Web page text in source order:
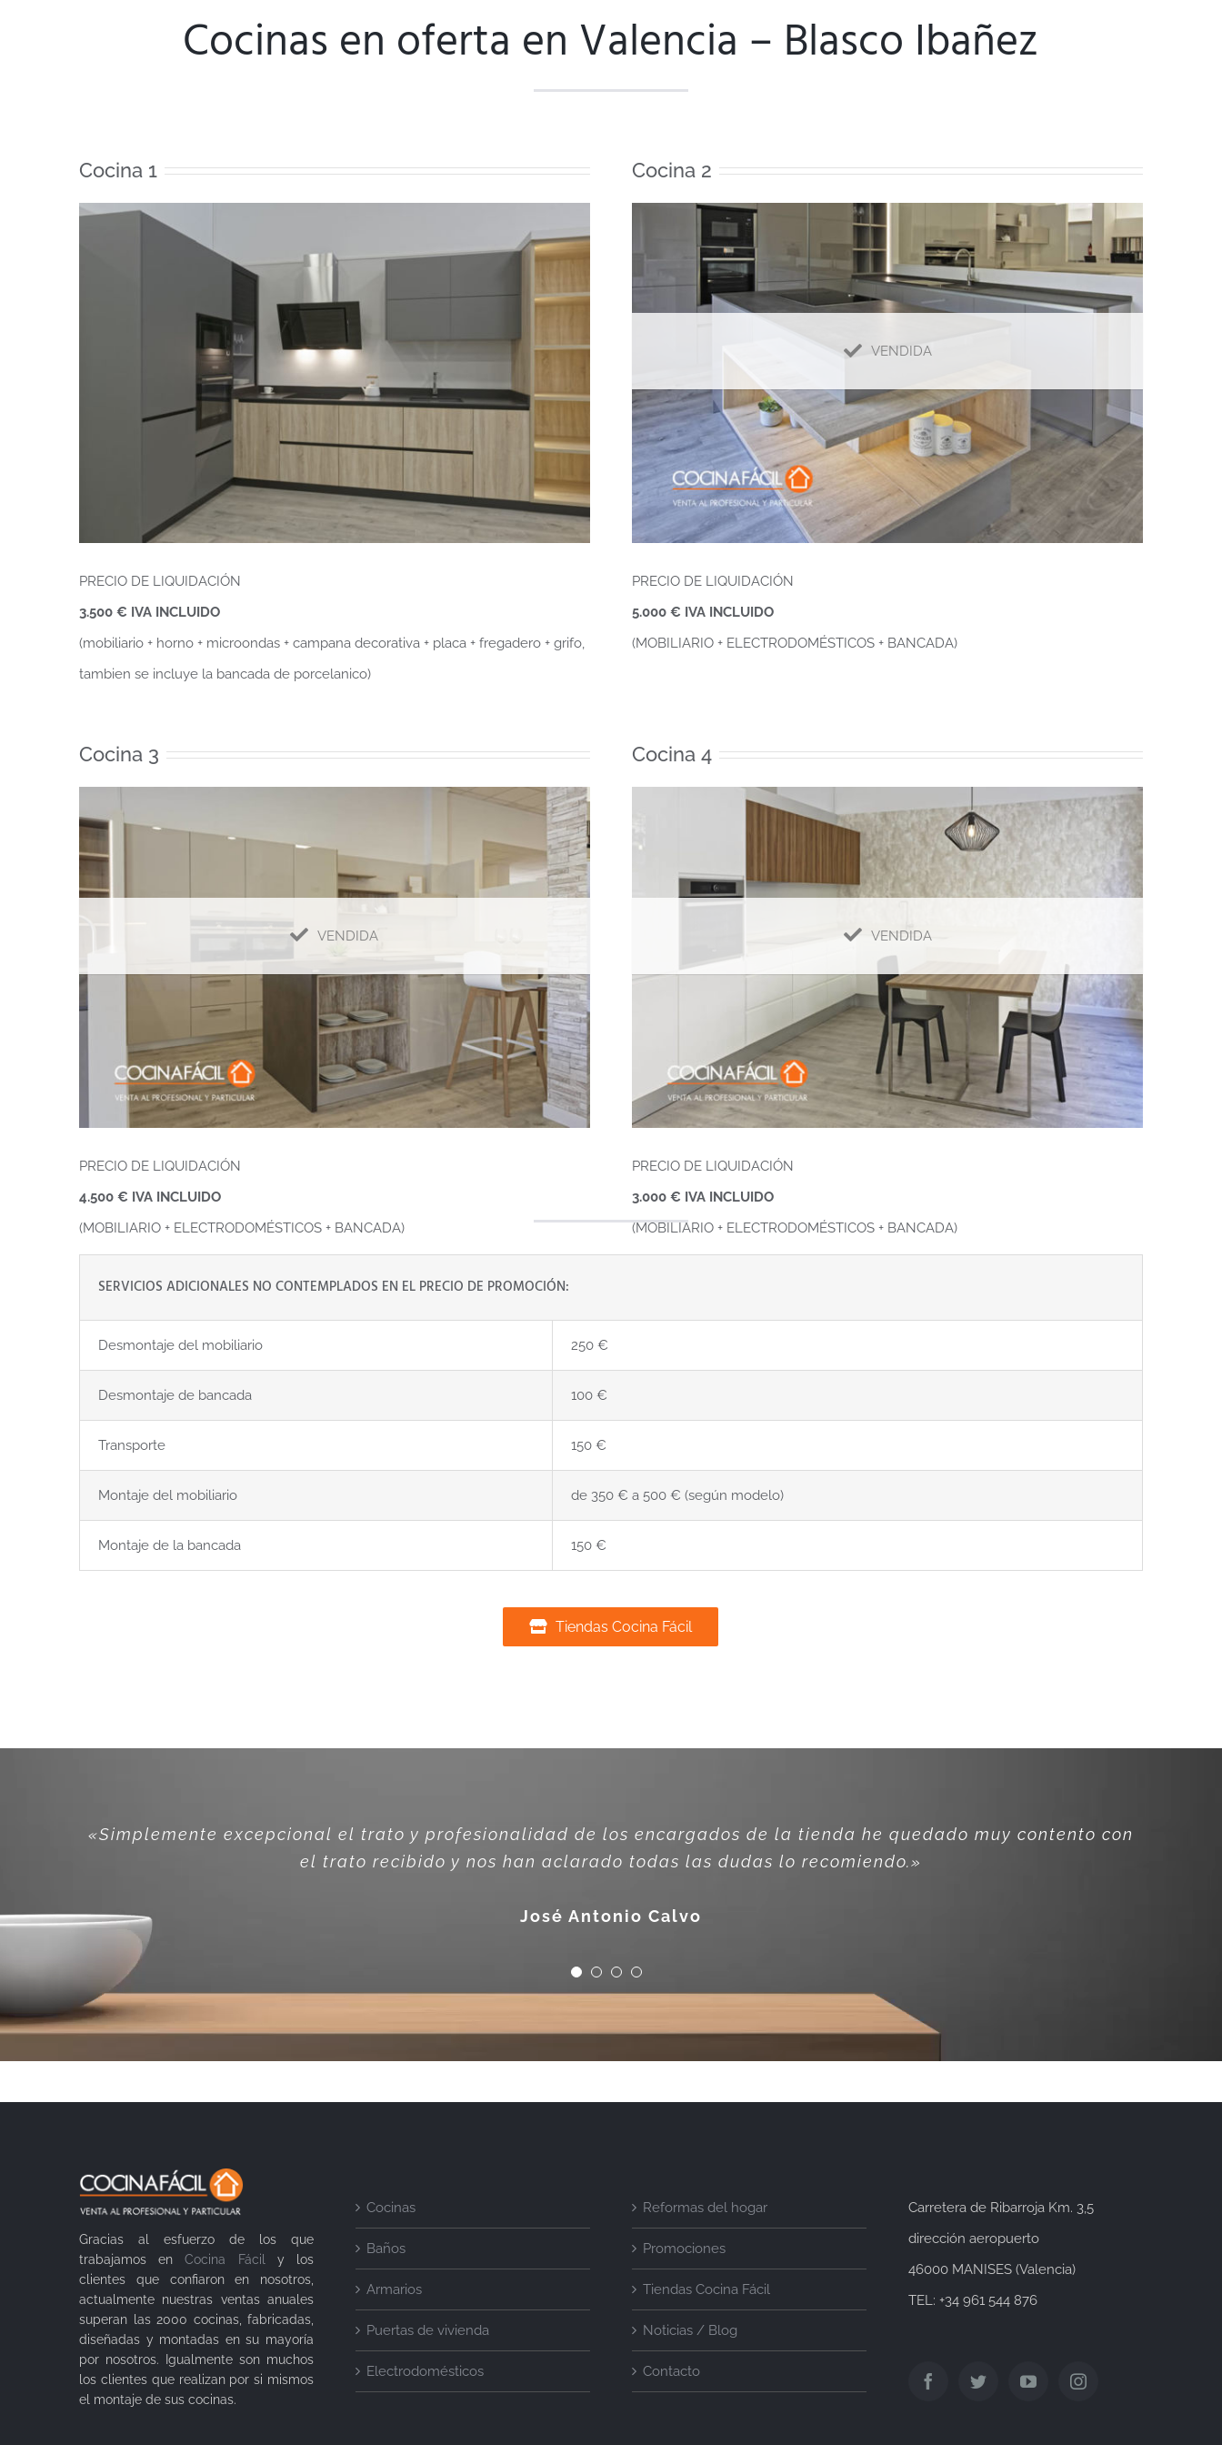
Cocinas en oferta en Valencia – Blasco Ibañez
Cocina 1
PRECIO DE LIQUIDACIÓN
3.500 € IVA INCLUIDO
(mobiliario + horno + microondas + campana decorativa + placa + fregadero + grifo,
tambien se incluye la bancada de porcelanico)
Cocina 2
PRECIO DE LIQUIDACIÓN
5.000 € IVA INCLUIDO
(MOBILIARIO + ELECTRODOMÉSTICOS + BANCADA)
VENDIDA
Cocina 3
PRECIO DE LIQUIDACIÓN
4.500 € IVA INCLUIDO
(MOBILIARIO + ELECTRODOMÉSTICOS + BANCADA)
VENDIDA
Cocina 4
PRECIO DE LIQUIDACIÓN
3.000 € IVA INCLUIDO
(MOBILIARIO + ELECTRODOMÉSTICOS + BANCADA)
VENDIDA
SERVICIOS ADICIONALES NO CONTEMPLADOS EN EL PRECIO DE PROMOCIÓN:
Desmontaje del mobiliario 250 €
Desmontaje de bancada 100 €
Transporte 150 €
Montaje del mobiliario de 350 € a 500 € (según modelo)
Montaje de la bancada 150 €
Tiendas Cocina Fácil
«Simplemente excepcional el trato y profesionalidad de los encargados de la tienda he quedado muy contento con
el trato recibido y nos han aclarado todas las dudas lo recomiendo.»
José Antonio Calvo
Gracias al esfuerzo de los que
trabajamos enCocina Fácil
y los
clientes que confiaron en nosotros,
actualmente nuestras ventas anuales
superan las 2000 cocinas, fabricadas,
diseñadas y montadas en su mayoría
por nosotros. Igualmente son muchos
los clientes que realizan por si mismos
el montaje de sus cocinas.
Cocinas
Baños
Armarios
Puertas de vivienda
Electrodomésticos
Reformas del hogar
Promociones
Tiendas Cocina Fácil
Noticias / Blog
Contacto
Carretera de Ribarroja Km. 3,5
dirección aeropuerto
46000 MANISES (Valencia)
TEL: +34 961 544 876